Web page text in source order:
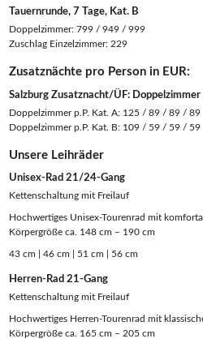
Tauernrunde, 7 Tage, Kat. B
Doppelzimmer: 799 / 949 / 999
Zuschlag Einzelzimmer: 229
Zusatznächte pro Person in EUR:
Salzburg Zusatznacht/ÜF:
Doppelzimmer p.P. Kat. A: 125 / 89 / 89 / 89
Doppelzimmer p.P. Kat. B: 109 / 59 / 59 / 59
Unsere Leihräder
Unisex-Rad 21/24-Gang
Kettenschaltung mit Freilauf
Hochwertiges Unisex-Tourenrad mit
Körpergröße ca. 148 cm – 190 cm
43 cm | 46 cm | 51 cm | 56 cm
Herren-Rad 21-Gang
Kettenschaltung mit Freilauf
Hochwertiges Herren-Tourenrad mit
Körpergröße ca. 165 cm – 205 cm